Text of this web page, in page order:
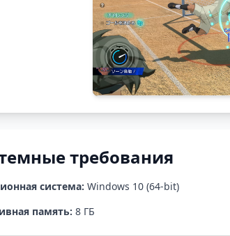
требования
система: Windows 10 (64-bit)
память: 8 ГБ